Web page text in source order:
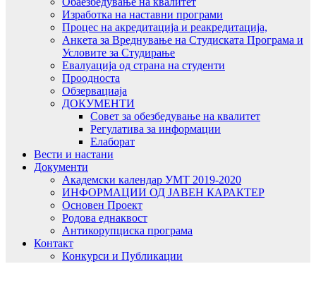
Изработка на наставни програми
Процес на акредитација и реакредитација,
Анкета за Вреднување на Студиската Програма и
Условите за Студирање
Евалуација од страна на студенти
Проодноста
Обзервациаја
ДОКУМЕНТИ
Совет за обезбедување на квалитет
Регулатива за информации
Елаборат
Вести и настани
Документи
Академски календар УМТ 2019-2020
ИНФОРМАЦИИ ОД ЈАВЕН КАРАКТЕР
Основен Проект
Родова еднаквост
Антикорупциска програма
Контакт
Конкурси и Публикации